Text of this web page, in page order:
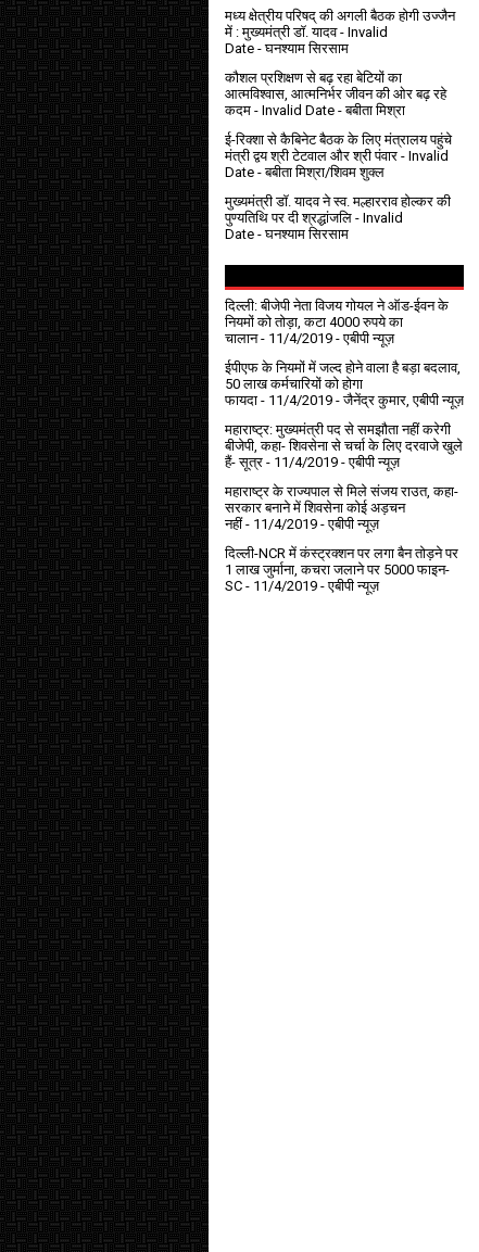
मध्य क्षेत्रीय परिषद् की अगली बैठक होगी उज्जैन
में : मुख्यमंत्री डॉ. यादव- Invalid
Date - घनश्याम सिरसाम
कौशल प्रशिक्षण से बढ़ रहा बेटियों का
आत्मविश्वास, आत्मनिर्भर जीवन की ओर बढ़ रहे
कदम - Invalid Date - बबीता मिश्रा
ई-रिक्शा से कैबिनेट बैठक के लिए मंत्रालय पहुंचे
मंत्री द्वय श्री टेटवाल और श्री पंवार - Invalid
Date - बबीता मिश्रा/शिवम शुक्ल
मुख्यमंत्री डॉ. यादव ने स्व. मल्हारराव होल्कर की
पुण्यतिथि पर दी श्रद्धांजलि - Invalid
Date - घनश्याम सिरसाम
दिल्ली: बीजेपी नेता विजय गोयल ने ऑड-ईवन के
नियमों को तोड़ा, कटा 4000 रुपये का
चालान- 11/4/2019 - एबीपी न्यूज़
ईपीएफ के नियमों में जल्द होने वाला है बड़ा बदलाव,
50 लाख कर्मचारियों को होगा
फायदा - 11/4/2019 - जैनेंद्र कुमार, एबीपी न्यूज़
महाराष्ट्र: मुख्यमंत्री पद से समझौता नहीं करेगी
बीजेपी, कहा- शिवसेना से चर्चा के लिए दरवाजे खुले
हैं- सूत्र - 11/4/2019 - एबीपी न्यूज़
महाराष्ट्र के राज्यपाल से मिले संजय राउत, कहा-
सरकार बनाने में शिवसेना कोई अड़चन
नहीं- 11/4/2019 - एबीपी न्यूज़
दिल्ली-NCR में कंस्ट्रक्शन पर लगा बैन तोड़ने पर
1 लाख जुर्माना, कचरा जलाने पर ₹5000 फाइन-
SC - 11/4/2019 - एबीपी न्यूज़